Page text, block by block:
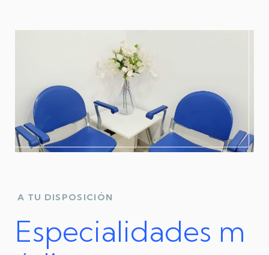
A TU DISPOSICIÓN
Especialidades m